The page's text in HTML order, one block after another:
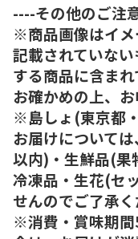
----その他のご注
※商品画像はイメ
記載されていな
する商品に含ま
お確かめの上、お
※島しょ(東京都
お届けについて
以内)・生鮮品(果
冷凍品・生花(セ
せんのでご了承く
※消費・賞味期間